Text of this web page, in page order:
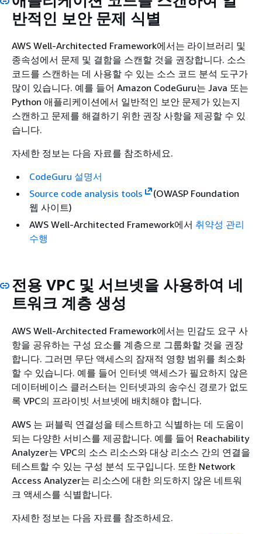
반적인 보안 문제 식별
AWS Well-Architected Framework에서는 라이브러리 및
종속성에서 문제 및 결함을 스캔할 것을 권장합니다. 소스
코드를 스캔하는 데 사용할 수 있는 소스 코드 분석 도구가
많이 있습니다. 예를 들어 Amazon CodeGuru는 Java 또는
Python 애플리케이션에서 일반적인 보안 문제가 있는지
스캔하고 문제를 해결하기 위한 권장 사항을 제공할 수 있
습니다.
자세한 정보는 다음 자료를 참조하세요.
CodeGuru 설명서
Source code analysis tools
(OWASP Foundation
웹 사이트)
AWS Well-Architected Framework에서 취약성 관리
수행
전용 VPC 및 서브넷을 사용하여 네
트워크 계층 생성
AWS Well-Architected Framework에서는 민감도 요구 사
항을 공유하는 구성 요소를 계층으로 그룹화할 것을 권장
합니다. 그러면 무단 액세스의 잠재적 영향 범위를 최소화
할 수 있습니다. 예를 들어 인터넷 액세스가 필요하지 않은
데이터베이스 클러스터는 인터넷과의 송수신 경로가 없도
록 VPC의 프라이빗 서브넷에 배치해야 합니다.
AWS 는 퍼블릭 연결성을 테스트하고 식별하는 데 도움이
되는 다양한 서비스를 제공합니다. 예를 들어 Reachability
Analyzer는 VPC의 소스 리소스와 대상 리소스 간의 연결을
테스트할 수 있는 구성 분석 도구입니다. 또한 Network
Access Analyzer는 리소스에 대한 의도하지 않은 네트워
크 액세스를 식별합니다.
자세한 정보는 다음 자료를 참조하세요.